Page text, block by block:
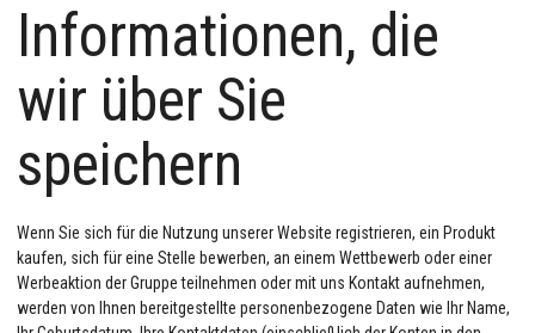
Informationen, die
wir über Sie
speichern
Wenn Sie sich für die Nutzung unserer Website registrieren, ein Produkt
kaufen, sich für eine Stelle bewerben, an einem Wettbewerb oder einer
Werbeaktion der Gruppe teilnehmen oder mit uns Kontakt aufnehmen,
werden von Ihnen bereitgestellte personenbezogene Daten wie Ihr Name,